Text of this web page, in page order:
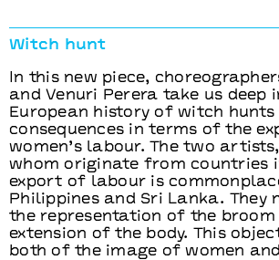
Witch hunt
In this new piece,
and Venuri Perera take us deep
European history of witch
consequences in terms of the
women’s labour. The two
whom originate from countries
export of labour is
Philippines and Sri Lanka. They
the representation of the broom
extension of the body. This
both of the image of women